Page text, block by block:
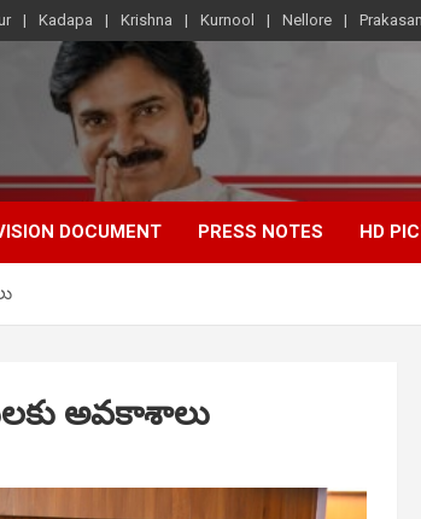
Kadapa Krishna Kurnool Nellore
DOCUMENT PRESS NOTES HD
అవకాశాలు